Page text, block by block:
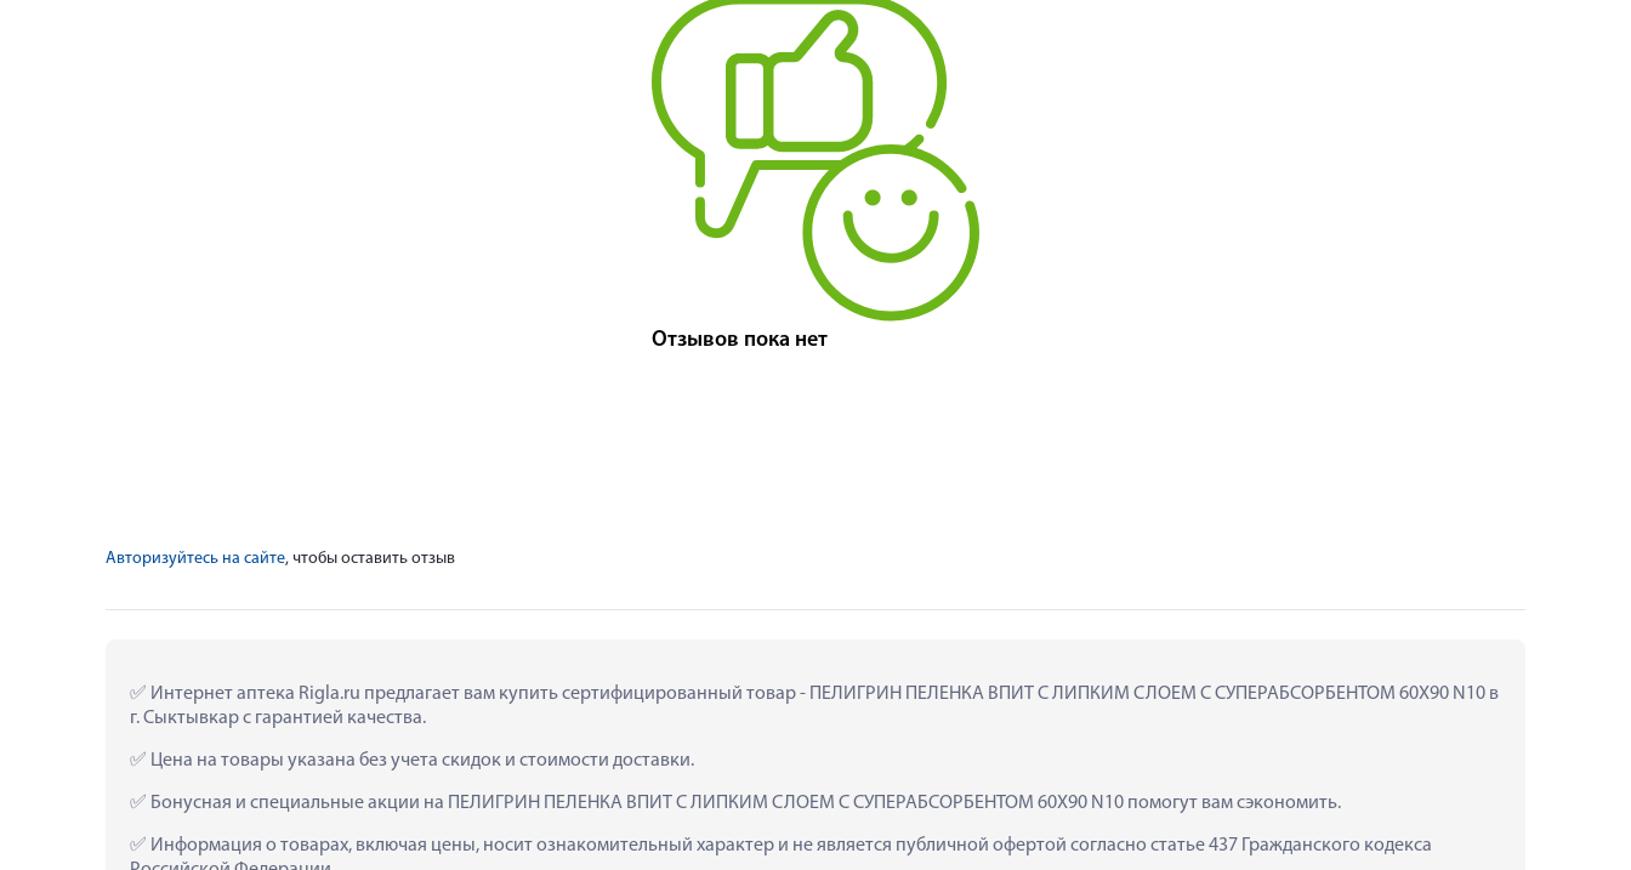
Отзывов пока нет
Авторизуйтесь на сайте, чтобы оставить отзыв
Интернет аптека Rigla.ru предлагает вам купить сертифицированный товар - ПЕЛИГРИН ПЕЛЕНКА ВПИТ С ЛИПКИМ СЛОЕМ С СУПЕРАБСОРБЕНТОМ 60Х90 N10 в
г. Сыктывкар с гарантией качества.
Цена на товары указана без учета скидок и стоимости доставки.
Бонусная и специальные акции на ПЕЛИГРИН ПЕЛЕНКА ВПИТ С ЛИПКИМ СЛОЕМ С СУПЕРАБСОРБЕНТОМ 60Х90 N10 помогут вам сэкономить.
Информация о товарах, включая цены, носит ознакомительный характер и не является публичной офертой согласно статье 437 Гражданского кодекса